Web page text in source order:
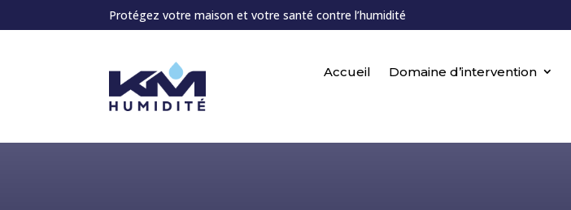
Protégez votre maison et votre santé contre l’humidité
Accueil Domaine d’intervention